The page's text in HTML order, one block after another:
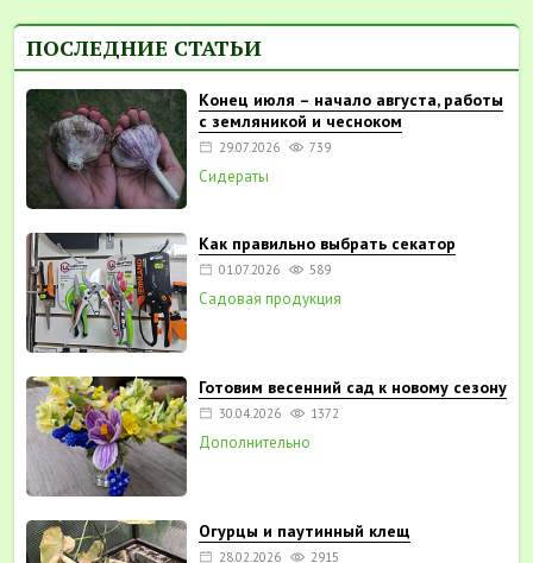
ПОСЛЕДНИЕ СТАТЬИ
Конец июля – начало августа, работы
с земляникой и чесноком
29.07.2026 739
Сидераты
Как правильно выбрать секатор
01.07.2026 589
Садовая продукция
Готовим весенний сад к новому сезону
30.04.2026 1372
Дополнительно
Огурцы и паутинный клещ
28.02.2026 2915